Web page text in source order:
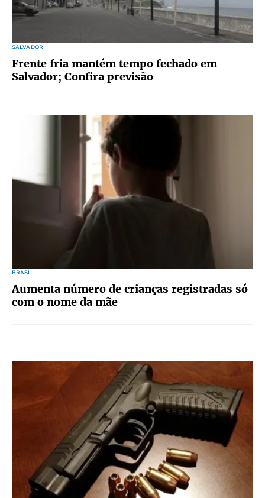
SALVADOR
Frente fria mantém tempo fechado em
Salvador; Confira previsão
BRASIL
Aumenta número de crianças registradas só
com o nome da mãe